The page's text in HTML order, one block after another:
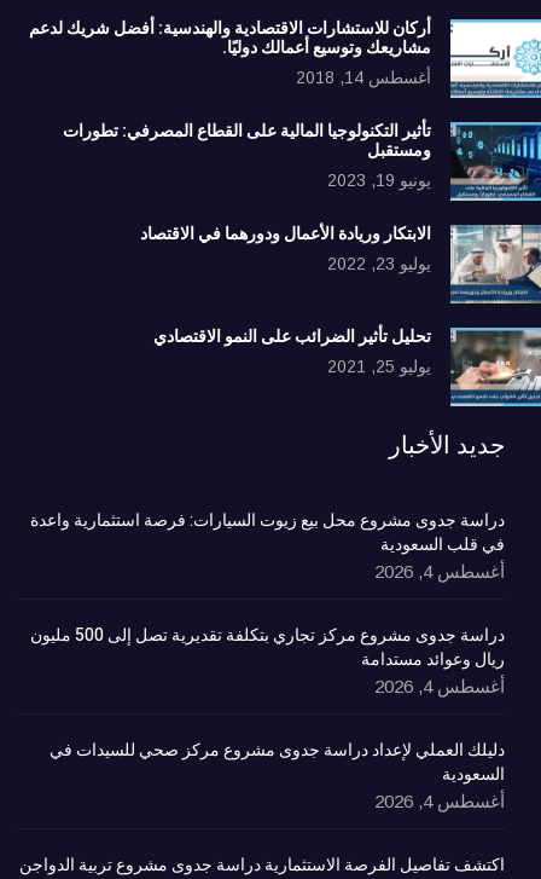
أركان للاستشارات الاقتصادية والهندسية: أفضل شريك لدعم
مشاريعك وتوسيع أعمالك دوليًا.
أغسطس 14, 2018
تأثير التكنولوجيا المالية على القطاع المصرفي: تطورات
ومستقبل
يونيو 19, 2023
الابتكار وريادة الأعمال ودورهما في الاقتصاد
يوليو 23, 2022
تحليل تأثير الضرائب على النمو الاقتصادي
يوليو 25, 2021
جديد الأخبار
دراسة جدوى مشروع محل بيع زيوت السيارات: فرصة استثمارية واعدة
في قلب السعودية
أغسطس 4, 2026
دراسة جدوى مشروع مركز تجاري بتكلفة تقديرية تصل إلى 500 مليون
ريال وعوائد مستدامة
أغسطس 4, 2026
دليلك العملي لإعداد دراسة جدوى مشروع مركز صحي للسيدات في
السعودية
أغسطس 4, 2026
اكتشف تفاصيل الفرصة الاستثمارية دراسة جدوى مشروع تربية الدواجن